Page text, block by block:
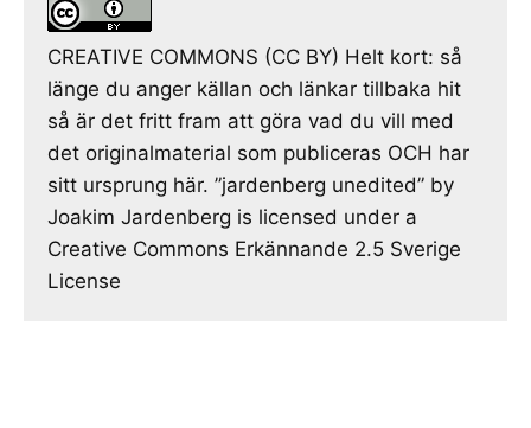
CREATIVE COMMONS (CC BY) Helt kort: så
länge du anger källan och länkar tillbaka hit
så är det fritt fram att göra vad du vill med
det originalmaterial som publiceras OCH har
sitt ursprung här. ”jardenberg unedited” by
Joakim Jardenberg is licensed under a
Creative Commons Erkännande 2.5 Sverige
License